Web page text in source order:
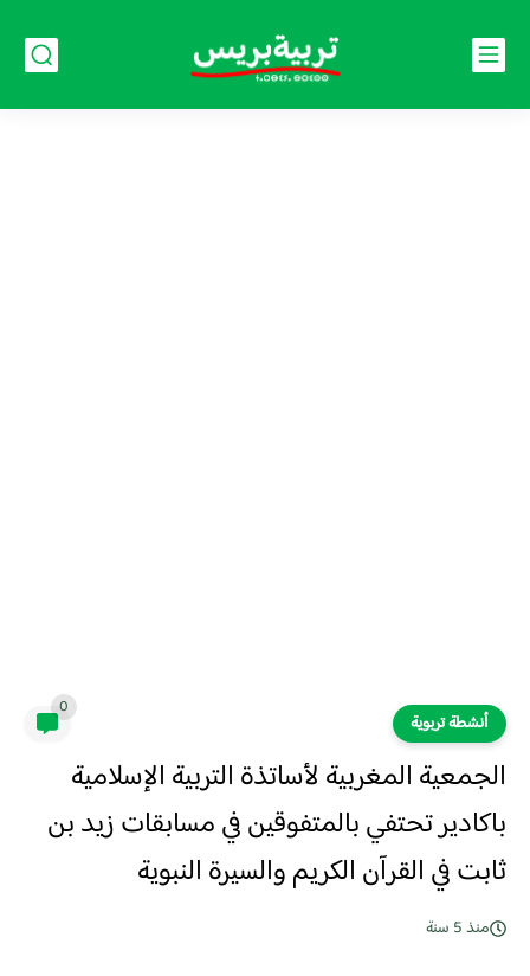
أنشطة تربوية
0
الجمعية المغربية لأساتذة التربية الإسلامية
باكادير تحتفي بالمتفوقين في مسابقات زيد بن
ثابت في القرآن الكريم والسيرة النبوية
منذ 5 سنة